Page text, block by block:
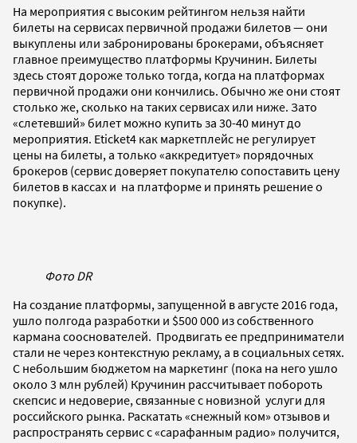
На мероприятия с высоким рейтингом нельзя найти
билеты на сервисах первичной продажи билетов — они
выкуплены или забронированы брокерами, объясняет
главное преимущество платформы Кручинин. Билеты
здесь стоят дороже только тогда, когда на платформах
первичной продажи они кончились. Обычно же они стоят
столько же, сколько на таких сервисах или ниже. Зато
«слетевший» билет можно купить за 30-40 минут до
мероприятия. Eticket4 как маркетплейс не регулирует
цены на билеты, а только «аккредитует» порядочных
брокеров (сервис доверяет покупателю сопоставить цену
билетов в кассах и на платформе и принять решение о
покупке).
Фото DR
На создание платформы, запущенной в августе 2016 года,
ушло полгода разработки и $500 000 из собственного
кармана сооснователей. Продвигать ее предприниматели
стали не через контекстную рекламу, а в социальных сетях.
С небольшим бюджетом на маркетинг (пока на него ушло
около 3 млн рублей) Кручинин рассчитывает побороть
скепсис и недоверие, связанные с новизной услуги для
российского рынка. Раскатать «снежный ком» отзывов и
распространять сервис с «сарафанным радио» получится,